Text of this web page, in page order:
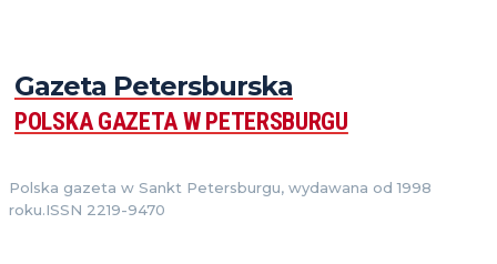
Gazeta Petersburska
POLSKA GAZETA W PETERSBURGU
Polska gazeta w Sankt Petersburgu, wydawana od 1998
roku.ISSN 2219-9470